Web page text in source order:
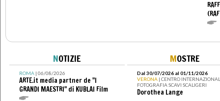
NOTIZIE
ROMA| 06/08/2026
ARTE.it media partner de "I
GRANDI MAESTRI" di KUBLAI Film
MOSTRE
Dal 30/07/2026 al 01/11/2026
VERONA | CENTRO
FOTOGRAFIA SCAVI SCALIGERI
Dorothea Lange